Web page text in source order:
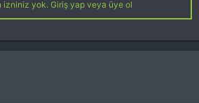
izniniz yok. Giriş yap veya üye ol